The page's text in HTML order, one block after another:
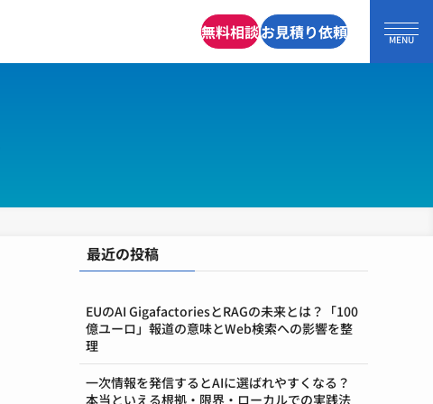
無料相談お見積り依頼
最近の投稿
EUのAI GigafactoriesとRAGの未来とは？「100
億ユーロ」報道の意味とWeb検索への影響を整
理
一次情報を発信するとAIに選ばれやすくなる？
本当といえる根拠・限界・ローカルでの実践法